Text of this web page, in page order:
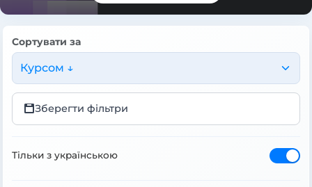
Сортувати за
Курсом ↓
Зберегти фільтри
Тільки з українською